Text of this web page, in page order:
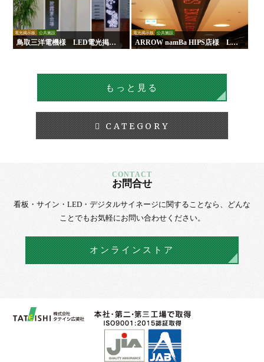
電光掲示板 公共施設
鳥取三洋電機様 LED電光掲示
板
電光掲示板 公共施設
ARROW namBa HIPS店様 LE
D電光掲示板
もっと見る
CATEGORY
お問合せ
看板・サイン・LED・デジタルサイネージに関することなら、
どんな
ことでもお気軽にお問い合わせください。
オンラインストア